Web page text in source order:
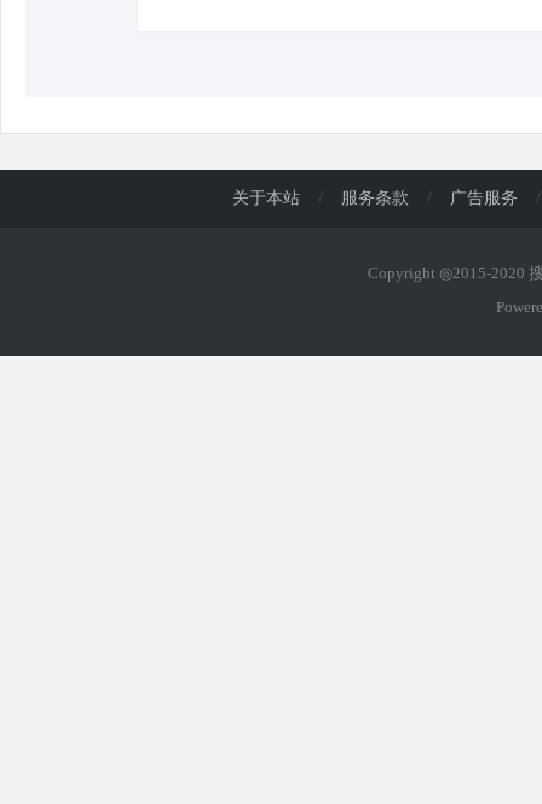
关于本站 / 服务条款 / 广告服务 /
Copyright ◎2015-2020